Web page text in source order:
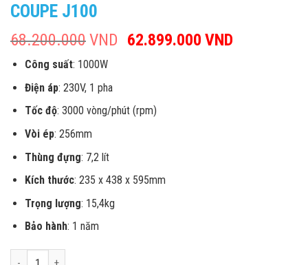
COUPE J100
68.200.000VND Giá
62.899.000 VND
Công suất: 1000W
Điện áp: 230V, 1 pha
Tốc độ: 3000 vòng/phút (rpm)
Vòi ép: 256mm
Thùng đựng: 7,2 lít
Kích thước: 235 x 438 x 595mm
Trọng lượng: 15,4kg
Bảo hành: 1 năm
Máy ép trái cây đa năng Robot Coupe J100 số lượng